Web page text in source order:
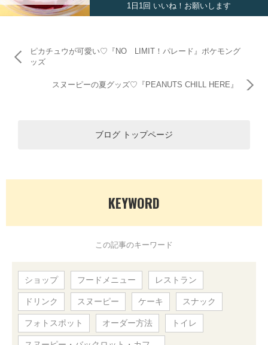
1日1回 いいね！お願いします
ピカチュウが可愛い♡『NO LIMIT！パレード』ポケモング
ッズ
スヌーピーの夏グッズ♡『PEANUTS CHILL HERE』
ブログ トップページ
KEYWORD
この記事のキーワード
ショップ フードメニュー レストラン
ドリンク スヌーピー ケーキ スナック
フォトスポット オーダー方法 トイレ